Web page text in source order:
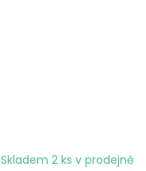
Skladem 2 ks v prodejně